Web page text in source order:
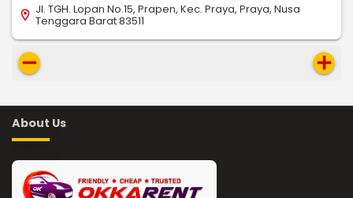
location_on Jl. TGH. Lopan No.15, Prapen, Kec. Praya, Praya, Nusa
Tenggara Barat 83511
remove add
About Us